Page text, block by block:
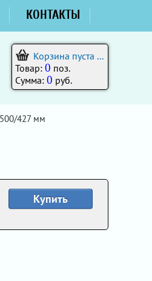
КОНТАКТЫ
Корзина пуста ...
Товар: 0 поз.
Сумма: 0 руб.
427 мм
Купить